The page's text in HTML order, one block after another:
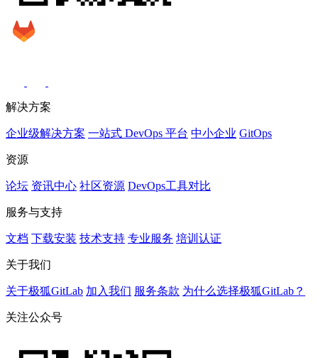
解决方案
企业级解决方案 一站式 DevOps 平台 中小企业 GitOps
资源
论坛 资讯中心 社区资源 DevOps工具对比
服务与支持
文档 下载安装 技术支持 专业服务 培训认证
关于我们
关于极狐GitLab 加入我们 服务条款 为什么选择极狐GitLab？
关注公众号